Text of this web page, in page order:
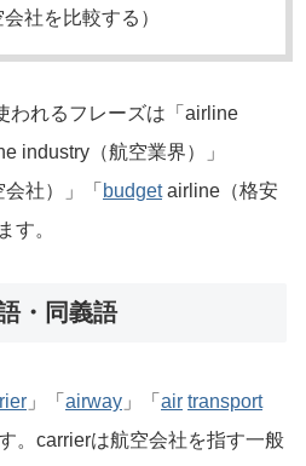
社を比較する）
われるフレーズは「airline
industry（航空業界）」
社）」「 budgetairline（格安
す。
・同義語
」「 airway 」「 air transport
。carrierは航空会社を指す一般